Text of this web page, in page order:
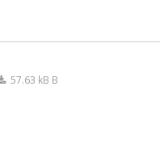
57.63 kB B